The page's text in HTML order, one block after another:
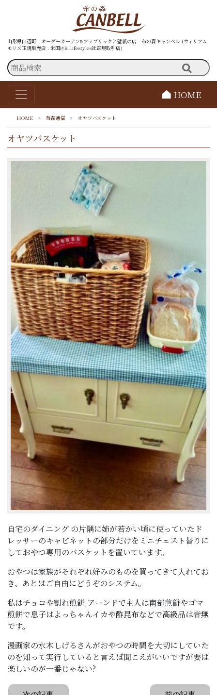
山形県山辺町 オーダーカーテン&ファブリックと壁紙の店 布の森キャンベル (ウィリアム
モリス正規販売店 . 米国P/K Lifestyles社正規取引店)
HOME
HOME > 布森通信 > オヤツバスケット
オヤツバスケット
自宅のダイニング の片隅に姉が若かい頃に使っていたド
レッサーのキャビネットの部分だけをミニチェスト替りに
しておやつ専用のバスケットを置いています。
おやつは家族がそれぞれ好みのものを買ってきて入れてお
き、あとはご自由にどうぞのシステム。
私はチョコや割れ煎餅,アーンドで主人は南部煎餅やゴマ
煎餅で息子はよっちゃんイカや酢昆布などで高級品は皆無
です。
漫画家の水木しげるさんがおやつの時間を大切にしていた
のを知って実行していると言えば聞こえがいいですが要は
楽しいのが一番じゃない?